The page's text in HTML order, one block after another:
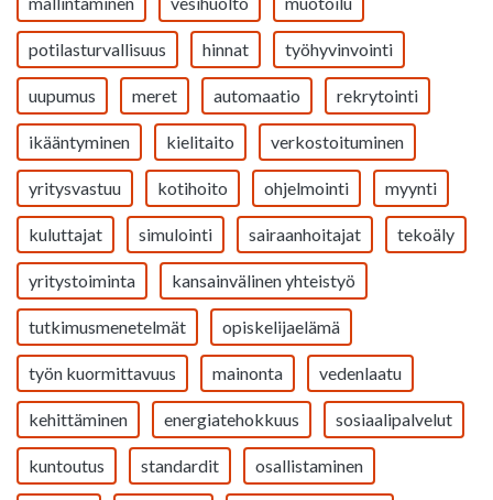
potilasturvallisuus hinnat työhyvinvointi
uupumus meret automaatio rekrytointi
ikääntyminen kielitaito verkostoituminen
yritysvastuu kotihoito ohjelmointi myynti
kuluttajat simulointi sairaanhoitajat tekoäly
yritystoiminta kansainvälinen yhteistyö
tutkimusmenetelmät opiskelijaelämä
työn kuormittavuus mainonta vedenlaatu
kehittäminen energiatehokkuus sosiaalipalvelut
kuntoutus standardit osallistaminen